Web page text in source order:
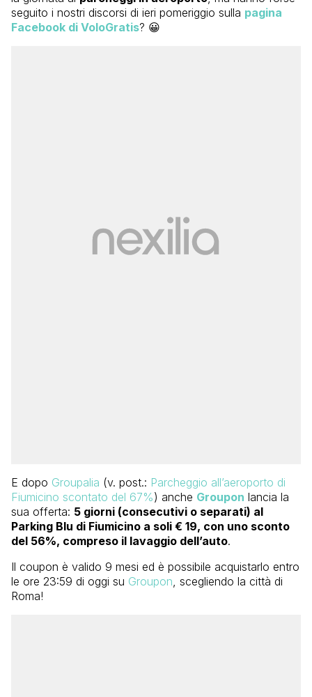
seguito i nostri discorsi di ieri pomeriggio sulla pagina
Facebook di VoloGratis? 😀
E dopo Groupalia (v. post.: Parcheggio all’aeroporto di
Fiumicino scontato del 67%) anche Groupon lancia la
sua offerta: 5 giorni (consecutivi o separati) al
Parking Blu di Fiumicino a soli € 19, con uno sconto
del 56%, compreso il lavaggio dell’auto.
Il coupon è valido 9 mesi ed è possibile acquistarlo entro
le ore 23:59 di oggi su Groupon, scegliendo la città di
Roma!